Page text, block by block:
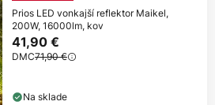
Prios LED vonkajší reflektor Maikel,
200W, 16000lm, kov
41,90 €
DMC71,90 €
Na sklade